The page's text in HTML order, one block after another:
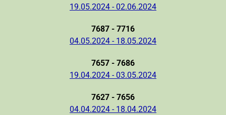
19.05.2024 - 02.06.2024
7687 - 7716
04.05.2024 - 18.05.2024
7657 - 7686
19.04.2024 - 03.05.2024
7627 - 7656
04.04.2024 - 18.04.2024